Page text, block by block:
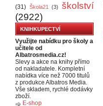
(31) Škola21 (3)
školství
(2922)
KNIHKUPECTVÍ
Využijte nabídku pro školy a
učitele od
Albatrosmedia.cz!
Slevy a akce na knihy přímo
od nakladatele. Kompletní
nabídka více než 7000 titulů
z produkce Albatros Media.
Vše skladem, rychlé dodávky
zboží.
E-shop